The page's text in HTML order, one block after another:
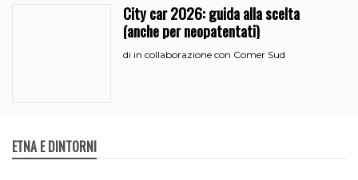
City car 2026: guida alla scelta
(anche per neopatentati)
di in collaborazione con Comer Sud
ETNA E DINTORNI